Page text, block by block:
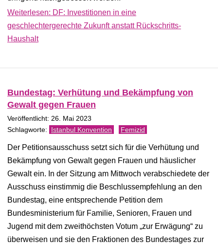
Weiterlesen: DF: Investitionen in eine
geschlechtergerechte Zukunft anstatt Rückschritts-
Haushalt
Bundestag: Verhütung und Bekämpfung von
Gewalt gegen Frauen
Veröffentlicht: 26. Mai 2023
Istanbul Konvention Femizid
Der Petitionsausschuss setzt sich für die Verhütung und
Bekämpfung von Gewalt gegen Frauen und häuslicher
Gewalt ein. In der Sitzung am Mittwoch verabschiedete der
Ausschuss einstimmig die Beschlussempfehlung an den
Bundestag, eine entsprechende Petition dem
Bundesministerium für Familie, Senioren, Frauen und
Jugend mit dem zweithöchsten Votum „zur Erwägung“ zu
überweisen und sie den Fraktionen des Bundestages zur